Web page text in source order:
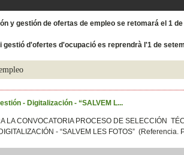
y gestión de ofertas de empleo se retomará el 1
gestió d'ofertes d'ocupació es reprendrà l'1 de
- Digitalización - “SALVEM L...
LA CONVOCATORIA PROCESO DE SELECCIÓN
- “SALVEM LES FOTOS” (Referencia.